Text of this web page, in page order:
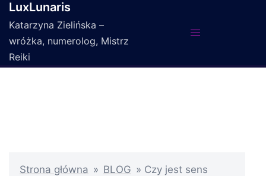
Przejdź
do
treści
LuxLunaris
Katarzyna Zielińska –
wróżka, numerolog, Mistrz
Reiki
Strona główna » BLOG » Czy jest sens